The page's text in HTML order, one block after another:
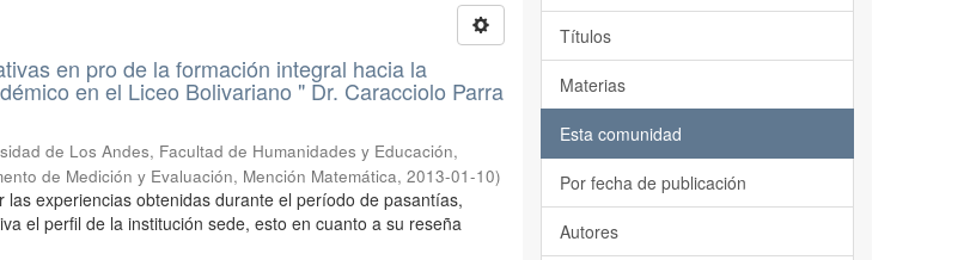
en pro de la formación integral hacia la
en el Liceo Bolivariano " Dr. Caracciolo Parra
de Los Andes, Facultad de Humanidades y Educación,
de Medición y Evaluación, Mención Matemática,2013-01-10)
las experiencias obtenidas durante el período de pasantías,
el perfil de la institución sede, esto en cuanto a su reseña
Títulos
Materias
Esta comunidad
Por fecha de publicación
Autores